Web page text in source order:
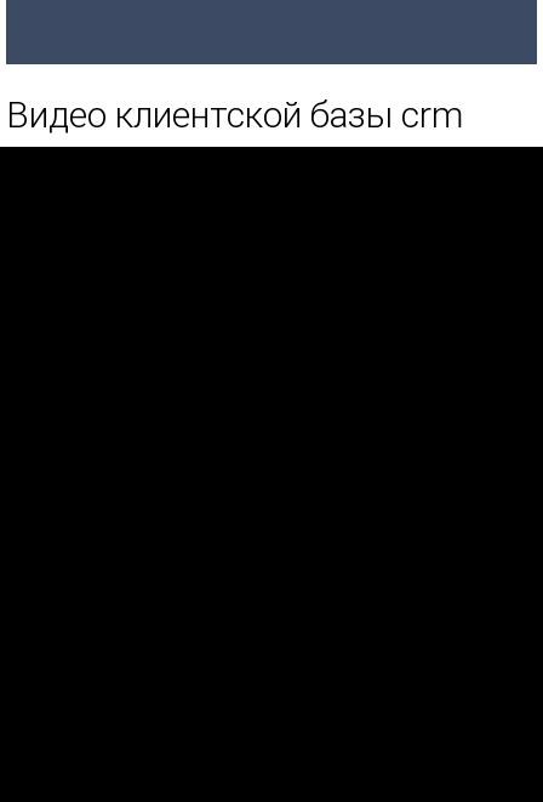
Видео клиентской базы crm